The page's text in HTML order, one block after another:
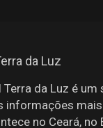
da Luz
Terra da Luz é
informações
no Ceará, no